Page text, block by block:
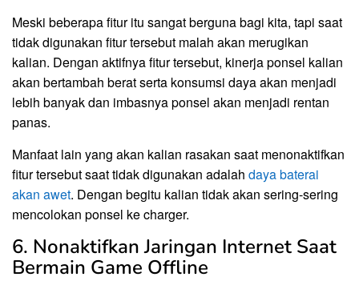
Meski beberapa fitur itu sangat berguna bagi kita, tapi saat
tidak digunakan fitur tersebut malah akan merugikan
kalian. Dengan aktifnya fitur tersebut, kinerja ponsel kalian
akan bertambah berat serta konsumsi daya akan menjadi
lebih banyak dan imbasnya ponsel akan menjadi rentan
panas.
Manfaat lain yang akan kalian rasakan saat menonaktifkan
fitur tersebut saat tidak digunakan adalah daya baterai
akan awet. Dengan begitu kalian tidak akan sering-sering
mencolokan ponsel ke charger.
6. Nonaktifkan Jaringan Internet Saat
Bermain Game Offline